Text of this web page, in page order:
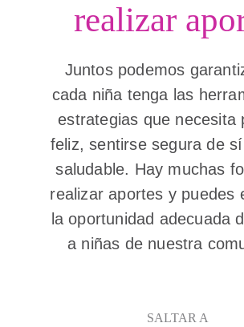
realizar
Juntos podemos
cada niña tenga las
estrategias que necesita
feliz, sentirse segura de
saludable. Hay muchas
realizar aportes y puedes
la oportunidad adecuada
a niñas de nuestra
SALTAR A